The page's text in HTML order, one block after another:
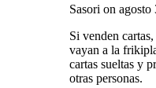
Sasori on agosto
Si venden
vayan a la
cartas sueltas y
otras personas.